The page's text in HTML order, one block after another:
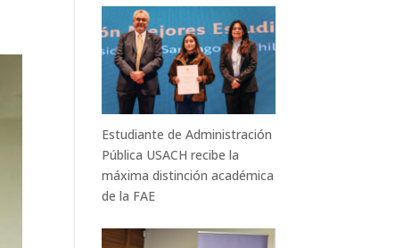
Estudiante de Administración
Pública USACH recibe la
máxima distinción académica
de la FAE